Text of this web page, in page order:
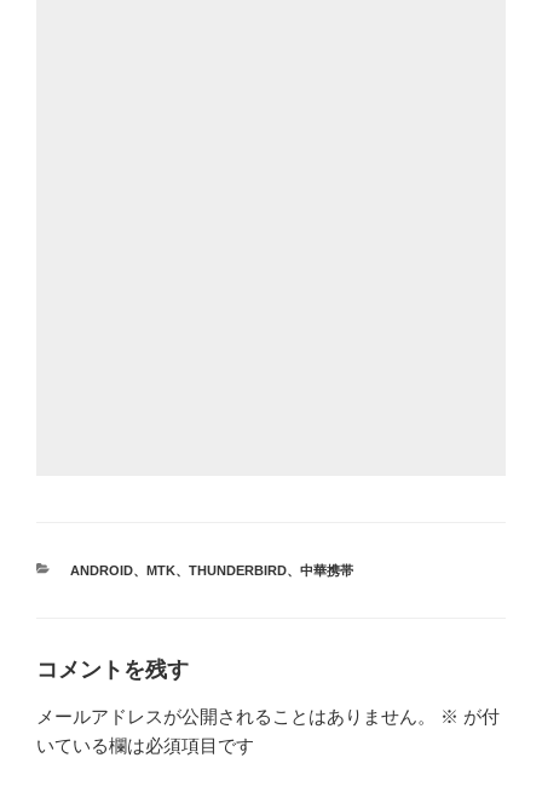
カ
ANDROID、 MTK、 THUNDERBIRD、 中華携帯
コメントを残す
メールアドレスが公開されることはありません。 ※ が付
いている欄は必須項目です